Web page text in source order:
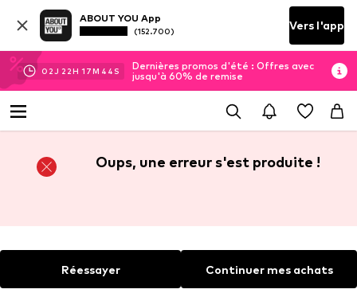
ABOUT YOU App
(152.700) Vers l'app
02J 22H 17M 44 S
Dernières promos d'été : Offres avec
jusqu'à 60% de remise
Oups, une erreur s'est produite !
Réessayer Continuer mes achats